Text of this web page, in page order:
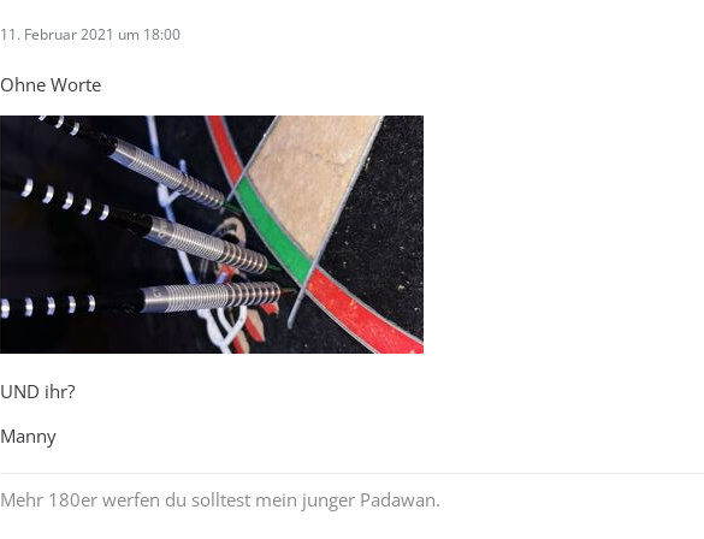
11. Februar 2021 um 18:00
Ohne Worte
UND ihr?
Manny
Mehr 180er werfen du solltest mein junger Padawan.